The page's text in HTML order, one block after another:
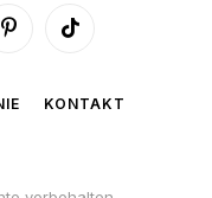
PinterestTikTok
KONTAKT